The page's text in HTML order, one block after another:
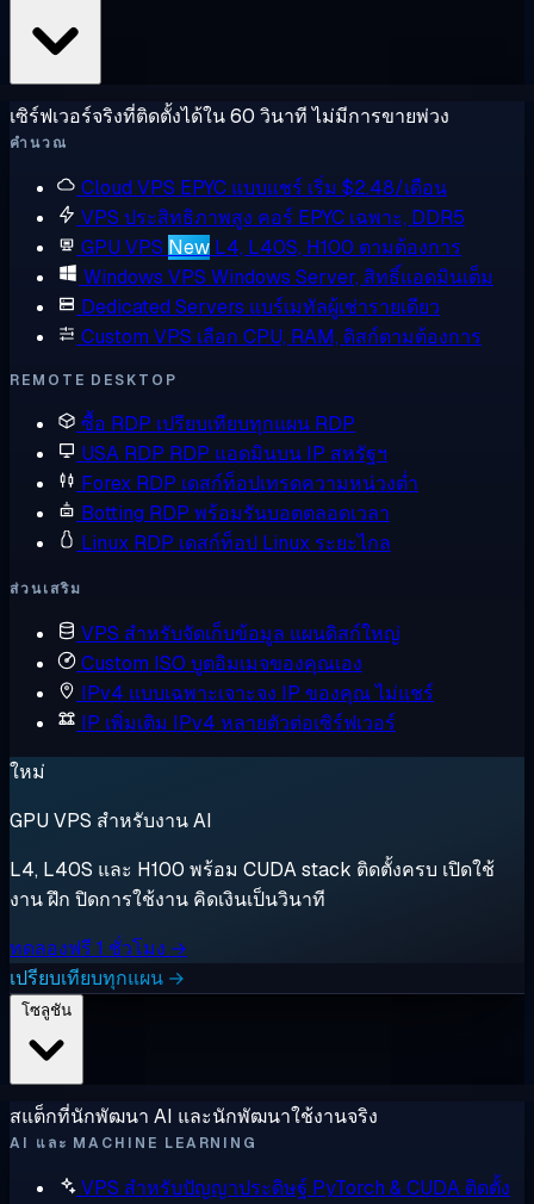
เซิร์ฟเวอร์จริงที่ติดตั้งได้ใน 60 วินาที ไม่มีการขายพ่วง
คำนวณ
Cloud VPS EPYC แบบแชร์ เริ่ม $2.48/เดือน
VPS ประสิทธิภาพสูง คอร์ EPYC เฉพาะ, DDR5
GPU VPS New L4, L40S, H100 ตามต้องการ
Windows VPS Windows Server, สิทธิ์แอดมินเต็ม
Dedicated Servers แบร์เมทัลผู้เช่ารายเดียว
Custom VPS เลือก CPU, RAM, ดิสก์ตามต้องการ
REMOTE DESKTOP
ซื้อ RDP เปรียบเทียบทุกแผน RDP
USA RDP RDP แอดมินบน IP สหรัฐฯ
Forex RDP เดสก์ท็อปเทรดความหน่วงต่ำ
Botting RDP พร้อมรันบอตตลอดเวลา
Linux RDP เดสก์ท็อป Linux ระยะไกล
ส่วนเสริม
VPS สำหรับจัดเก็บข้อมูล แผนดิสก์ใหญ่
Custom ISO บูตอิมเมจของคุณเอง
IPv4 แบบเฉพาะเจาะจง IP ของคุณ ไม่แชร์
IP เพิ่มเติม IPv4 หลายตัวต่อเซิร์ฟเวอร์
ใหม่
GPU VPS สำหรับงาน AI
L4, L40S และ H100 พร้อม CUDA stack ติดตั้งครบ เปิดใช้
งาน ฝึก ปิดการใช้งาน คิดเงินเป็นวินาที
ทดลองฟรี 1 ชั่วโมง →
เปรียบเทียบทุกแผน →
สแต็กที่นักพัฒนา AI และนักพัฒนาใช้งานจริง
AI และ MACHINE LEARNING
VPS สำหรับปัญญาประดิษฐ์ PyTorch & CUDA ติดตั้ง